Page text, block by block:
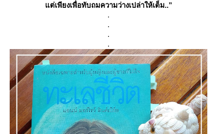
ต่เพียงเพื่อทับถมความว่างเปล่าให้เต็ม..”
.
.
.
.